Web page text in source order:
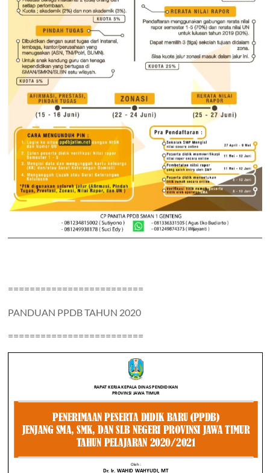
=========================
PANDUAN PPDB TAHUN 2020
=========================